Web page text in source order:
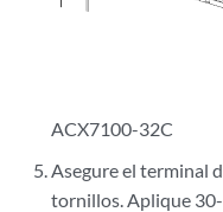
ACX7100-32C
Asegure el terminal
tornillos. Aplique